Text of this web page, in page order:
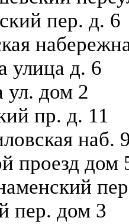
пер. д. 6
улица д. 6
ул. дом 2
пр. д. 11
наб.
проезд дом
пер. дом 3